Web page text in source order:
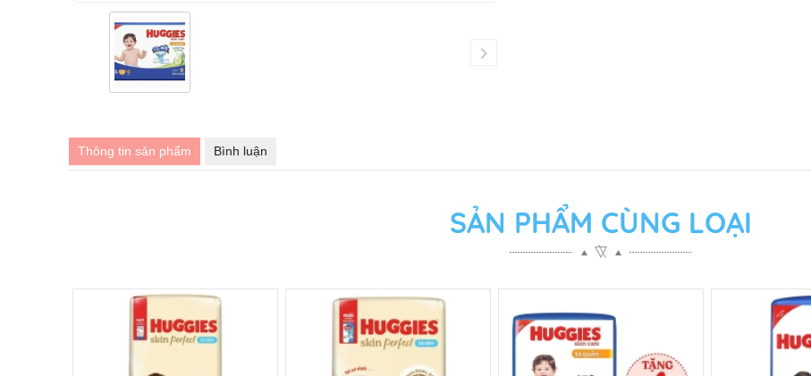
Thông tin sản phẩm Bình luận
SẢN PHẨM CÙNG LOẠI